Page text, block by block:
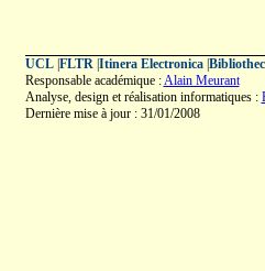
UCL| FLTR| Itinera Electronica|
Responsable académique :Alain Meurant
Analyse, design et réalisation informatiques :
Dernière mise à jour : 31/01/2008